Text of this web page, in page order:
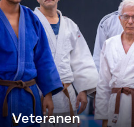
Veteranen